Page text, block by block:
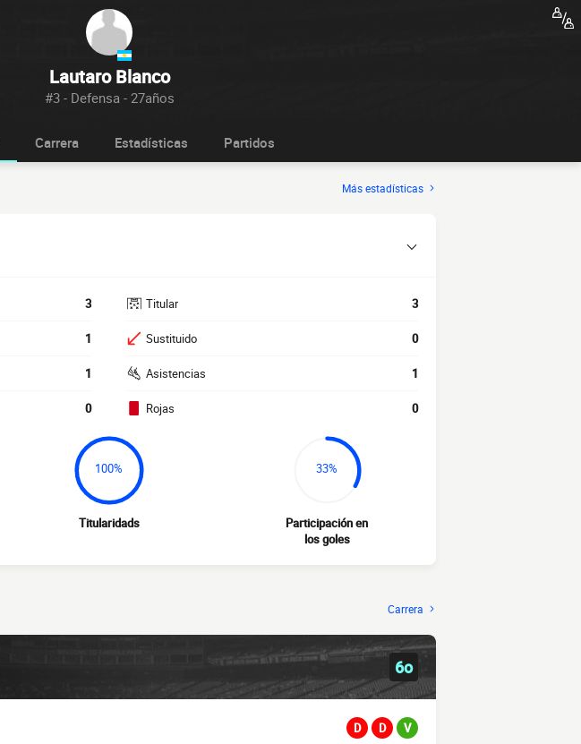
Lautaro Blanco
#3 - Defensa - 27años
Carrera Estadísticas Partidos
Más estadísticas
3
1
1
0
Titular 3
Sustituido 0
Asistencias 1
Rojas 0
100%
Titularidads
33%
Participación en
los goles
Carrera
6o
D D V